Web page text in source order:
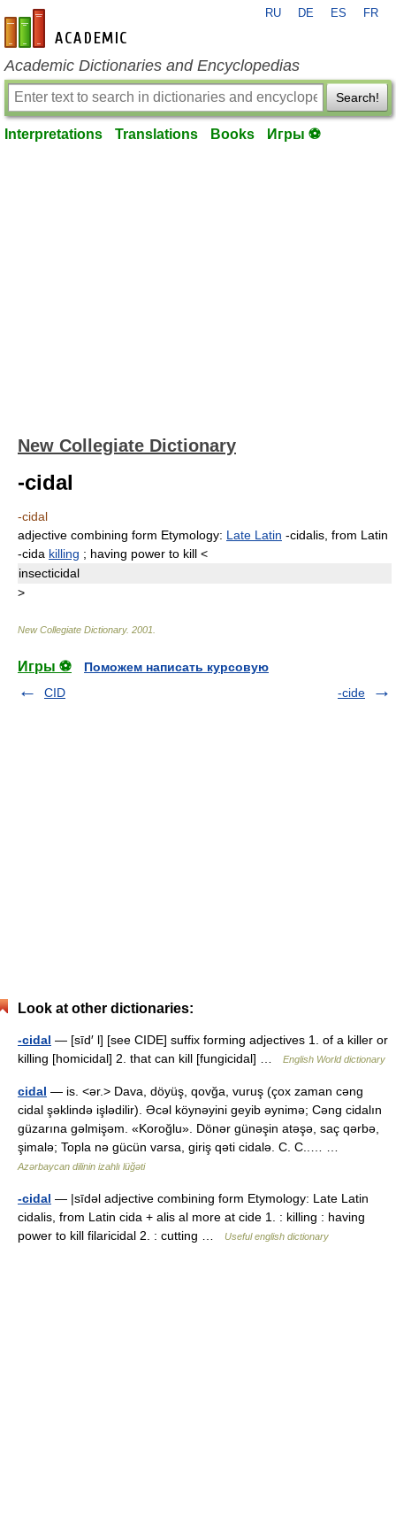
en-academic.com
RU DE ES FR
Academic Dictionaries and Encyclopedias
Search!
Interpretations Translations Books Игры ⚽
New Collegiate Dictionary
-cidal
-cidal
adjective combining form Etymology: Late Latin -cidalis, from Latin
-cida killing ; having power to kill <
insecticidal
>
New Collegiate Dictionary. 2001
Игры ⚽
Поможем написать курсовую
CID
-cide
Look at other dictionaries:
-cidal — [sīd′ l] [see CIDE] suffix forming adjectives 1. of a killer or
killing [homicidal] 2. that can kill [fungicidal] …
English World dictionary
cidal — is. <ər.> Dava, döyüş, qovğa, vuruş (çox zaman cəng
cidal şəklində işlədilir). Əcəl köynəyini geyib əynimə; Cəng cidalın
güzarına gəlmişəm. «Koroğlu». Dönər günəşin atəşə, saç qərbə,
şimalə; Topla nə gücün varsa, giriş qəti cidalə. C. C..… …
Azərbaycan dilinin izahlı lüğəti
-cidal — |sīdəl adjective combining form Etymology: Late Latin
cidalis, from Latin cida + alis al more at cide 1. : killing : having
power to kill filaricidal 2. : cutting …
Useful english dictionary